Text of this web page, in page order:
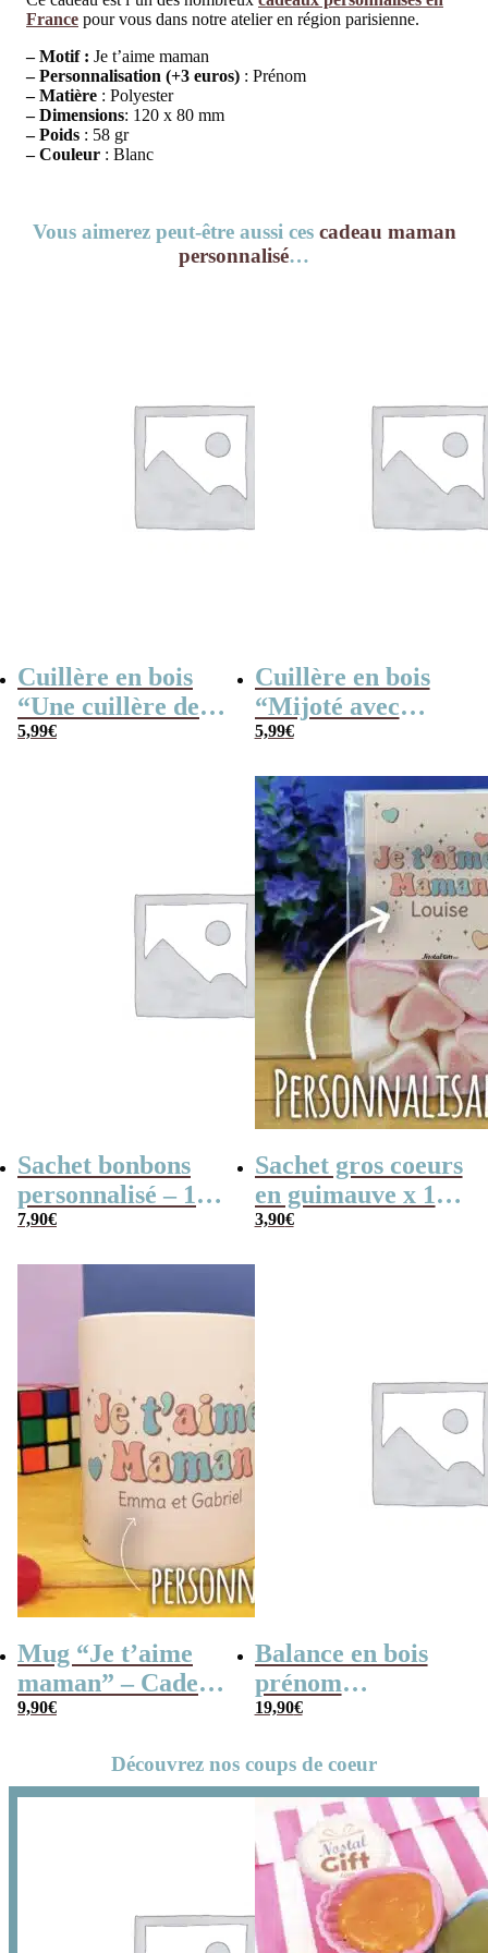
France pour vous dans notre atelier en région parisienne.
– Motif : Je t’aime maman
– Personnalisation (+3 euros) : Prénom
– Matière : Polyester
– Dimensions: 120 x 80 mm
– Poids : 58 gr
– Couleur : Blanc
Vous aimerez peut-être aussi ces cadeau maman
personnalisé…
Cuillère en bois
“Une cuillère de
petits bisous”
5,99€
Cuillère en bois
“Mijoté avec
amour”
30 cm
5,99€
Sachet bonbons
personnalisé – 15
nougats tendres –
7,90€
Sachet gros coeurs
en guimauve x 15
– “Je t’aime
3,90€
Mug “Je t’aime
maman” – Cadeau
personnalisable
9,90€
Balance en bois
prénom
personnalisable –
merveilleuse des
mamans”
19,90€
Découvrez nos coups de coeur